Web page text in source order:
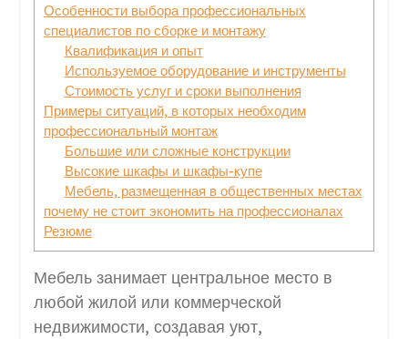
Особенности выбора профессиональных
специалистов по сборке и монтажу
Квалификация и опыт
Используемое оборудование и инструменты
Стоимость услуг и сроки выполнения
Примеры ситуаций, в которых необходим
профессиональный монтаж
Большие или сложные конструкции
Высокие шкафы и шкафы-купе
Мебель, размещенная в общественных местах
почему не стоит экономить на профессионалах
Резюме
Мебель занимает центральное место в
любой жилой или коммерческой
недвижимости, создавая уют,